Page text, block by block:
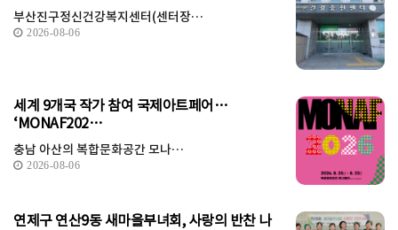
부산진구정신건강복지센터(센터장…
2026-08-06
세계 9개국 작가 참여 국제아트페어…
‘MONAF202…
충남 아산의 복합문화공간 모나…
2026-08-06
연제구 연산9동 새마을부녀회, 사랑의 반찬 나